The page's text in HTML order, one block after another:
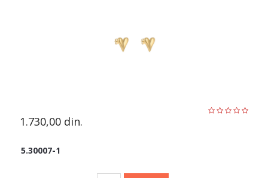
1.730,00 din.
5.30007-1